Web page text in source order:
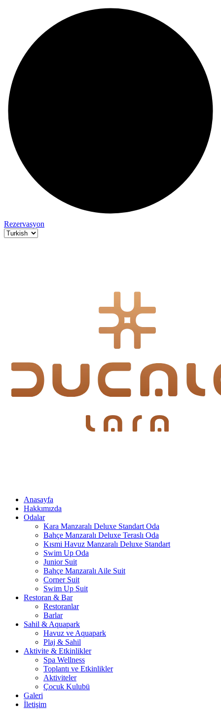
Rezervasyon
Anasayfa
Hakkımızda
Odalar
Kara Manzaralı Deluxe Standart Oda
Bahçe Manzaralı Deluxe Teraslı Oda
Kısmi Havuz Manzaralı Deluxe Standart
Swim Up Oda
Junior Suit
Bahçe Manzaralı Aile Suit
Corner Suit
Swim Up Suit
Restoran & Bar
Restoranlar
Barlar
Sahil & Aquapark
Havuz ve Aquapark
Plaj & Sahil
Aktivite & Etkinlikler
Spa Wellness
Toplantı ve Etkinlikler
Aktiviteler
Çocuk Kulubü
Galeri
İletişim